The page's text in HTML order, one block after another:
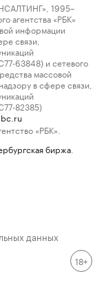
1995–
агентства «РБК»
информации
связи,
63848) и сетевого
массовой
в сфере связи,
82385)
«РБК».
биржа
данных
18+